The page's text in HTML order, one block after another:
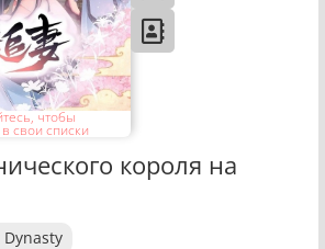
чтобы
свои списки
короля на
Dynasty